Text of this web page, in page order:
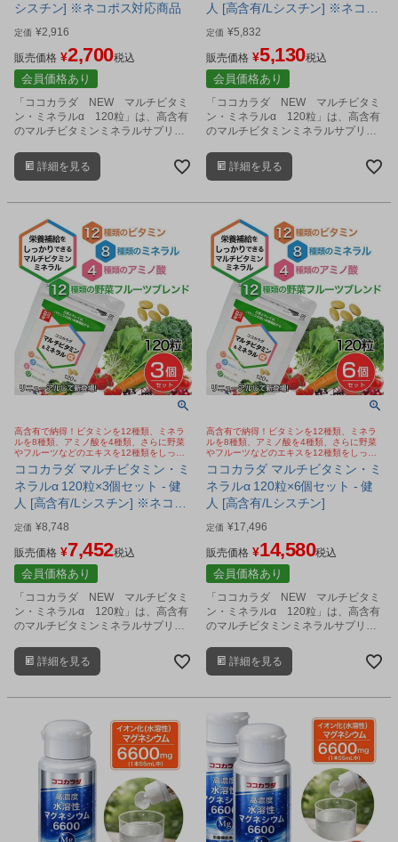
シスチン] ※ネコポス対応商品
定価 ¥2,916
販売価格 ¥2,700税込
会員価格あり
「ココカラダ NEW マルチビタミ
ン・ミネラルα 120粒」は、高含有
のマルチビタミンミネラルサプリメ
詳細を見る
人 [高含有/Lシスチン] ※ネコポ
ス対応商品
定価 ¥5,832
販売価格 ¥5,130税込
会員価格あり
「ココカラダ NEW マルチビタミ
ン・ミネラルα 120粒」は、高含有
のマルチビタミンミネラルサプリメ
詳細を見る
高含有で納得！ビタミンを12種類、ミネラ
ルを8種類、アミノ酸を4種類、さらに野菜
やフルーツなどのエキスを12種類をしっか
り配合
ココカラダ マルチビタミン・ミ
ネラルα 120粒×3個セット - 健
人 [高含有/Lシスチン] ※ネコポ
ス対応商品
定価 ¥8,748
販売価格 ¥7,452税込
会員価格あり
「ココカラダ NEW マルチビタミ
ン・ミネラルα 120粒」は、高含有
のマルチビタミンミネラルサプリメ
詳細を見る
高含有で納得！ビタミンを12種類、ミネラ
ルを8種類、アミノ酸を4種類、さらに野菜
やフルーツなどのエキスを12種類をしっか
り配合
ココカラダ マルチビタミン・ミ
ネラルα 120粒×6個セット - 健
人 [高含有/Lシスチン]
定価 ¥17,496
販売価格 ¥14,580税込
会員価格あり
「ココカラダ NEW マルチビタミ
ン・ミネラルα 120粒」は、高含有
のマルチビタミンミネラルサプリメ
詳細を見る